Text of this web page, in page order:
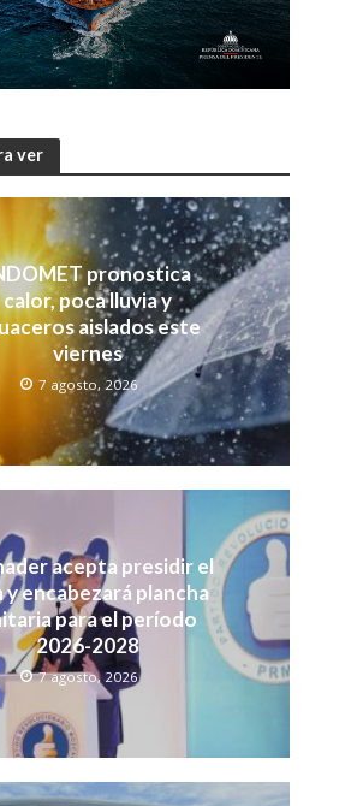
ver
pronostica
calor, poca lluvia y
aislados este
viernes
7 agosto, 2026
acepta presidir el
y encabezará plancha
para el período
2026-2028
7 agosto, 2026